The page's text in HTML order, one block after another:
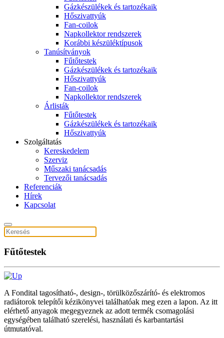
Gázkészülékek és tartozékaik
Hőszivattyúk
Fan-coilok
Napkollektor rendszerek
Korábbi készüléktípusok
Tanúsítványok
Fűtőtestek
Gázkészülékek és tartozékaik
Hőszivattyúk
Fan-coilok
Napkollektor rendszerek
Árlisták
Fűtőtestek
Gázkészülékek és tartozékaik
Hőszivattyúk
Szolgáltatás
Kereskedelem
Szerviz
Műszaki tanácsadás
Tervezői tanácsadás
Referenciák
Hírek
Kapcsolat
Fűtőtestek
A Fondital tagosítható-, design-, törülközőszárító- és elektromos
radiátorok telepítői kézikönyvei találhatóak meg ezen a lapon. Az itt
elérhető anyagok megegyeznek az adott termék csomagolási
egységében található szerelési, használati és karbantartási
útmutatóval.